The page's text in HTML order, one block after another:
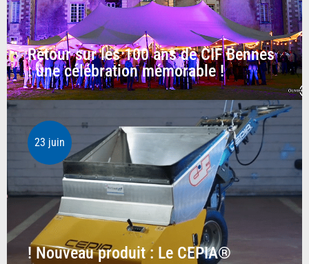
Retour sur les 100 ans de CIF Bennes
: une célébration mémorable !
! Nouveau produit : Le CEPIA®
23 juin